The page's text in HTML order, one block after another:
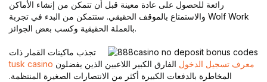
رائعة للحصول على عادة معينة قبل أن تتمكن من إنشاء الأماكن
والاستمتاع بالموقف الحقيقي. ستتمكن من البدء في تجربة Wolf Work
بالعملة الحقيقية وكسب بعض الجوائز.
تجذب ماكينات القمار ذات
tusk casino معرف تسجيل الدخول الفارق الكبير اللاعبين الذين يفضلون
المخاطرة بالدفعات الكبيرة أكثر من الانتصارات الصغيرة المنتظمة.